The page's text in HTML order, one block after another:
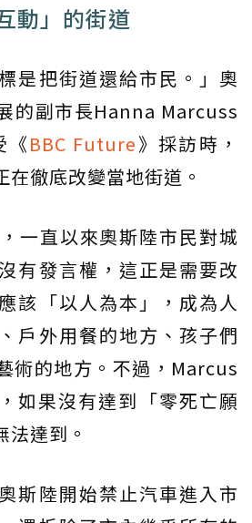
動」的街道
是把街道還給市民。」奧
的副市長Hanna Marcuss
《BBC Future》採訪時，
在徹底改變當地街道。
一直以來奧斯陸市民對城
有發言權，這正是需要改
該「以人為本」，成為人
戶外用餐的地方、孩子們
術的地方。不過，Marcus
如果沒有達到「零死亡願
法達到。
斯陸開始禁止汽車進入市